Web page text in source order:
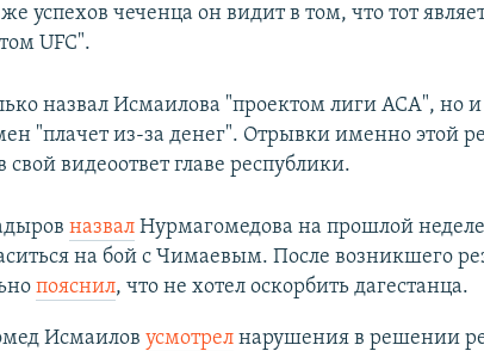
успехов чеченца он видит в том, что тот
UFC".
назвал Исмаилова "проектом лиги АСА", но
"плачет из-за денег". Отрывки именно этой
видеоответ главе республики.
назвалНурмагомедова на прошлой
на бой с Чимаевым. После возникшего
пояснил, что не хотел оскорбить дагестанца.
Исмаилов усмотрелнарушения в решении